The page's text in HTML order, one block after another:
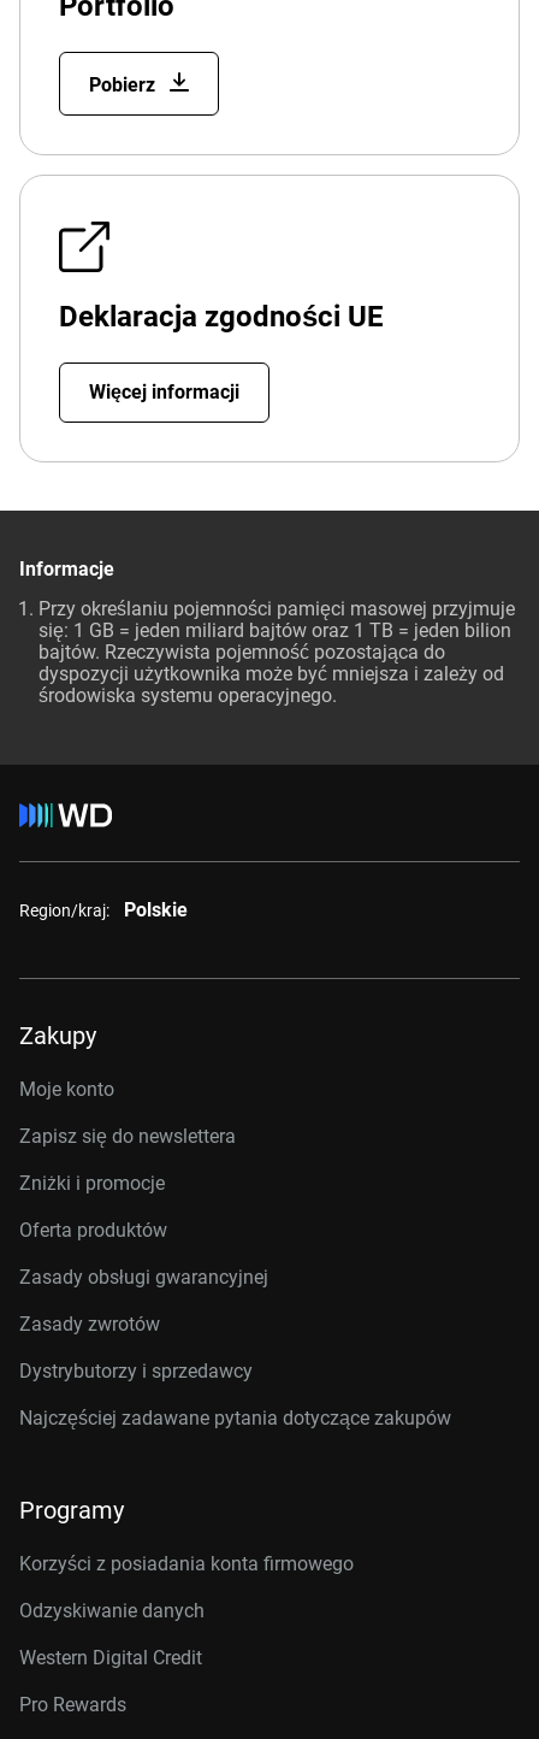
Pobierz
Deklaracja zgodności UE
Więcej informacji
Informacje
Przy określaniu pojemności pamięci masowej przyjmuje
się: 1 GB = jeden miliard bajtów oraz 1 TB = jeden bilion
bajtów. Rzeczywista pojemność pozostająca do
dyspozycji użytkownika może być mniejsza i zależy od
środowiska systemu operacyjnego.
Region/kraj: Polskie
Zakupy
Moje konto
Zapisz się do newslettera
Zniżki i promocje
Oferta produktów
Zasady obsługi gwarancyjnej
Zasady zwrotów
Dystrybutorzy i sprzedawcy
Najczęściej zadawane pytania dotyczące zakupów
Programy
Korzyści z posiadania konta firmowego
Odzyskiwanie danych
Western Digital Credit
Pro Rewards